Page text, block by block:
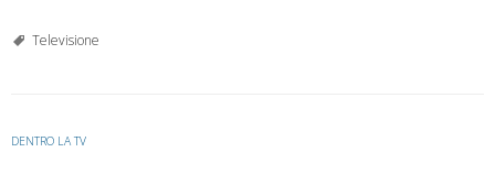
Televisione
DENTRO LA TV